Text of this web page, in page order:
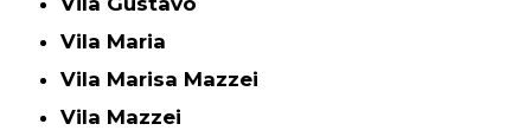
Vila Maria
Vila Marisa Mazzei
Vila Mazzei